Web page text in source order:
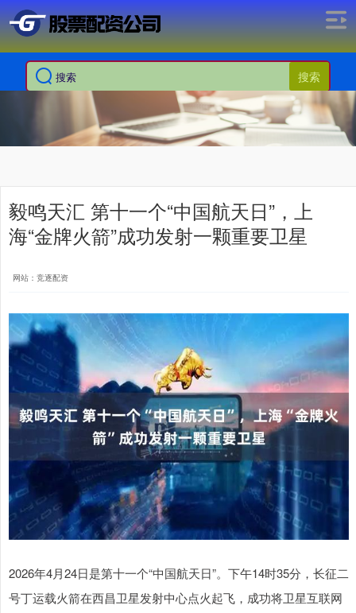
搜索
毅鸣天汇 第十一个“中国航天日”，上
海“金牌火箭”成功发射一颗重要卫星
网站：竞逐配资
2026年4月24日是第十一个“中国航天日”。下午14时35分，长征二
号丁运载火箭在西昌卫星发射中心点火起飞，成功将卫星互联网